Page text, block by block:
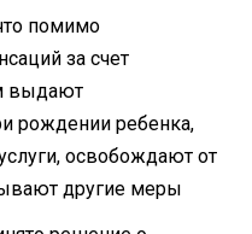
помимо
за счет
выдают
рождении ребенка,
освобождают от
другие меры